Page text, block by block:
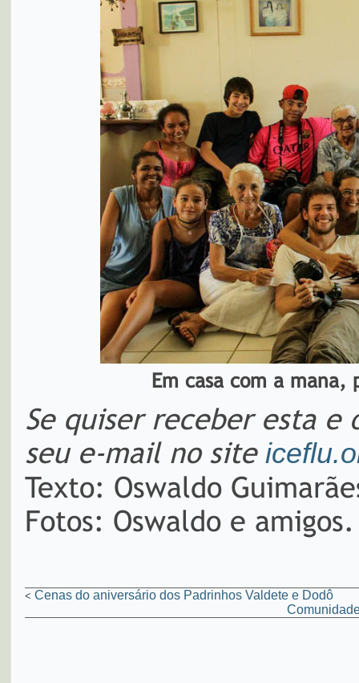
Em casa com a
Se quiser receber esta e
seu e-mail no site
Texto: Oswaldo
Fotos: Oswaldo e amigos.
< Cenas do aniversário dos Padrinhos Valdete e Dodô